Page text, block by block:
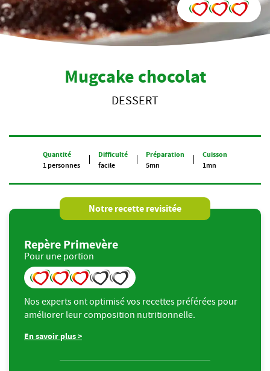
Mugcake chocolat
DESSERT
Quantité
1 personnes
Difficulté
facile
Préparation
5mn
Cuisson
1mn
Notre recette revisitée
Repère Primevère
Pour une portion
Nos experts ont optimisé vos recettes préférées pour
améliorer leur composition nutritionnelle.
En savoir plus >